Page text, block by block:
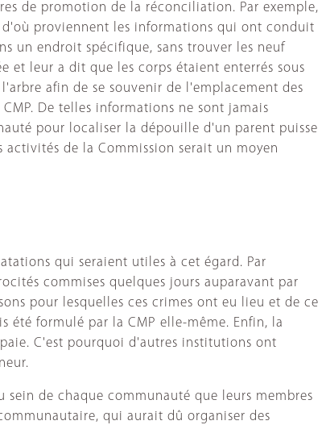
de promotion de la réconciliation. Par exemple,
proviennent les informations qui ont conduit
un endroit spécifique, sans trouver les neuf
et leur a dit que les corps étaient enterrés sous
afin de se souvenir de l'emplacement des
De telles informations ne sont jamais
pour localiser la dépouille d'un parent puisse
de la Commission serait un moyen
qui seraient utiles à cet égard. Par
commises quelques jours auparavant par
pour lesquelles ces crimes ont eu lieu et de ce
été formulé par la CMP elle-même. Enfin, la
C'est pourquoi d'autres institutions ont
de chaque communauté que leurs membres
qui aurait dû organiser des